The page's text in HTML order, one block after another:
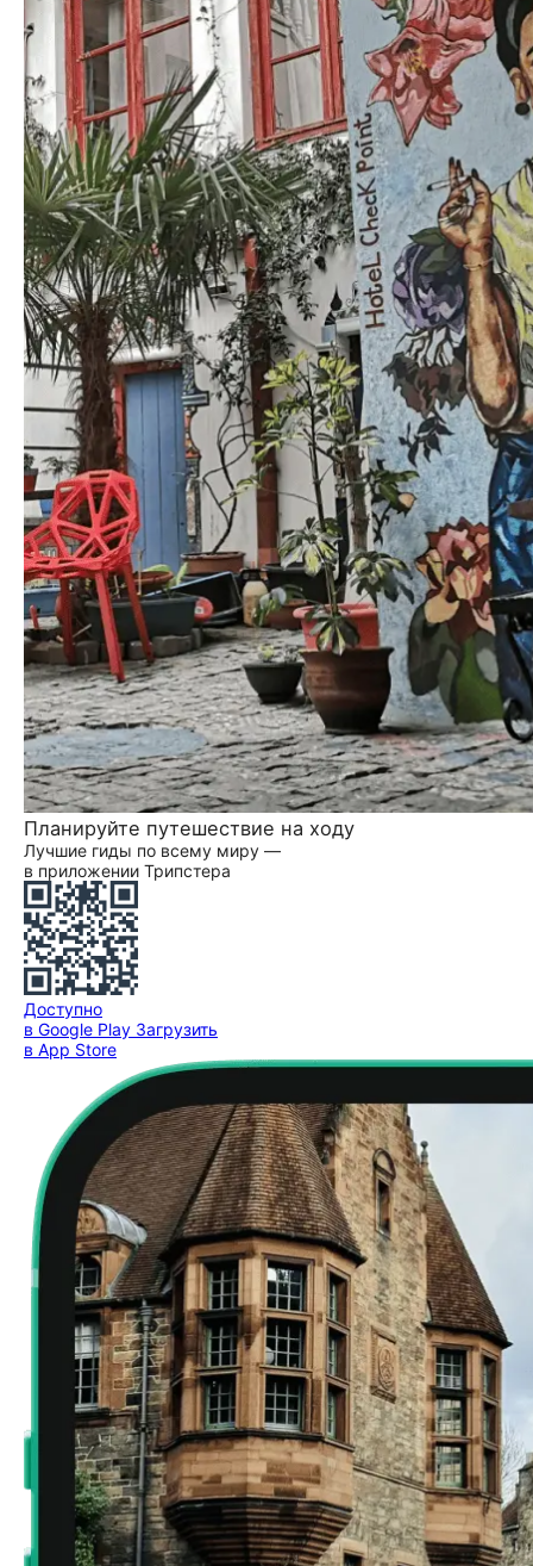
Планируйте путешествие на ходу
Лучшие гиды по всему миру —
в приложении Трипстера
Доступно
в Google Play Загрузить
в App Store